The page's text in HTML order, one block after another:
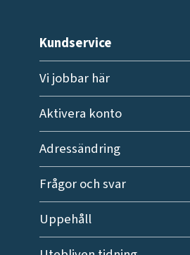
Kundservice
Vi jobbar här
Aktivera konto
Adressändring
Frågor och svar
Uppehåll